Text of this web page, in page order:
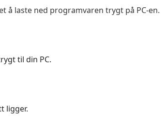
å laste ned programvaren trygt på PC-en.
til din PC.
ligger.